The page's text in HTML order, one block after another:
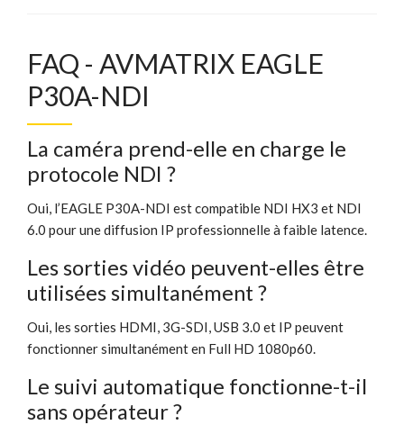
FAQ - AVMATRIX EAGLE
P30A-NDI
La caméra prend-elle en charge le
protocole NDI ?
Oui, l’EAGLE P30A-NDI est compatible NDI HX3 et NDI
6.0 pour une diffusion IP professionnelle à faible latence.
Les sorties vidéo peuvent-elles être
utilisées simultanément ?
Oui, les sorties HDMI, 3G-SDI, USB 3.0 et IP peuvent
fonctionner simultanément en Full HD 1080p60.
Le suivi automatique fonctionne-t-il
sans opérateur ?